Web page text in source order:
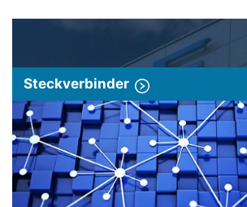
Steckverbinder